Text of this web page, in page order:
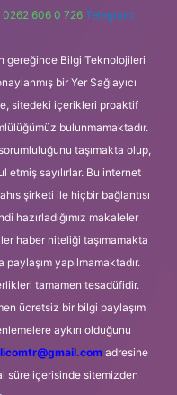
0262 606 0 726 Telegram:
gereğince Bilgi Teknolojileri
bir Yer Sağlayıcı
sitedeki içerikleri proaktif
bulunmamaktadır.
taşımakta olup,
sayılırlar. Bu internet
şirketi ile hiçbir bağlantısı
hazırladığımız makaleler
haber niteliği taşımamakta
yapılmamaktadır.
tamamen tesadüfidir.
ücretsiz bir bilgi paylaşım
aykırı olduğunu
adresine
süre içerisinde sitemizden